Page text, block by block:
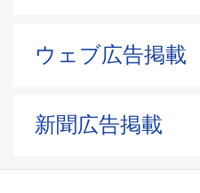
ウェブ広告掲載
新聞広告掲載